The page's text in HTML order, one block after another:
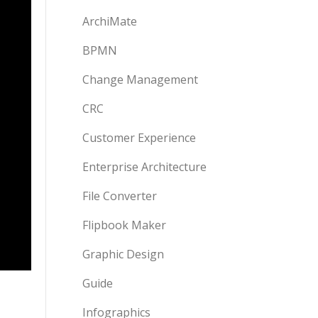
ArchiMate
BPMN
Change Management
CRC
Customer Experience
Enterprise Architecture
File Converter
Flipbook Maker
Graphic Design
Guide
Infographics